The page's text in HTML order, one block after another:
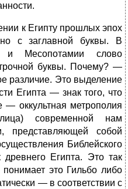
к Египту прошлых эпох
с заглавной буквы. В
Месопотамии слово
буквы. Почему? —
различие. Это выделение
Египта — знак того, что
— оккультная метрополия
современной нам
представляющей собой
Библейского
Египта. Это так
понимает это Гильбо либо
— в соответствии с